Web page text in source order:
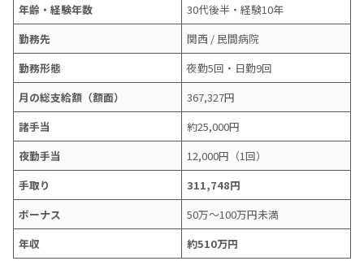
年齢・経験年数
30代後半・経験10年
勤務先
関西 / 民間病院
勤務形態
夜勤5回・日勤9回
月の総支給額（額面）
367,327円
諸手当
約25,000円
夜勤手当
12,000円（1回）
手取り
311,748円
ボーナス
50万〜100万円未満
年収
約510万円